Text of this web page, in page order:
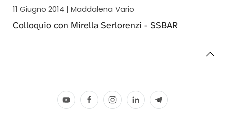
11 Giugno 2014 | Maddalena Vario
Colloquio con Mirella Serlorenzi - SSBAR